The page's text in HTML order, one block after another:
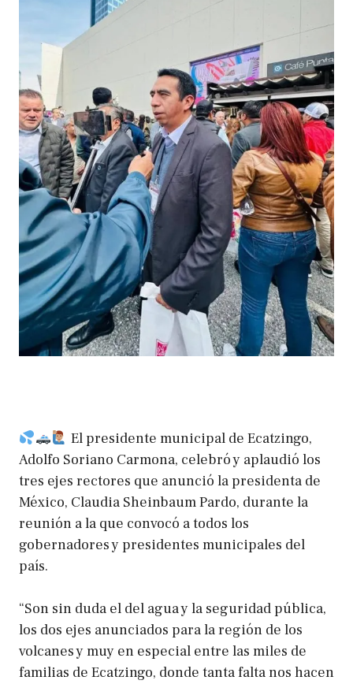
El presidente municipal de Ecatzingo,
Adolfo Soriano Carmona, celebró y aplaudió los
tres ejes rectores que anunció la presidenta de
México, Claudia Sheinbaum Pardo, durante la
reunión a la que convocó a todos los
gobernadores y presidentes municipales del
país.
“Son sin duda el del agua y la seguridad pública,
los dos ejes anunciados para la región de los
volcanes y muy en especial entre las miles de
familias de Ecatzingo, donde tanta falta nos hacen